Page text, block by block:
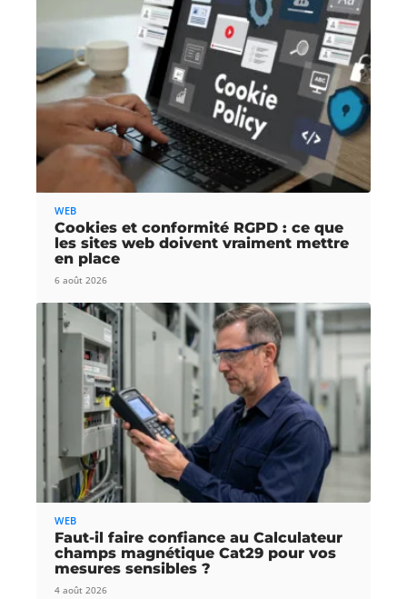
WEB
Cookies et conformité RGPD : ce que
les sites web doivent vraiment mettre
en place
6 août 2026
WEB
Faut-il faire confiance au Calculateur
champs magnétique Cat29 pour vos
mesures sensibles ?
4 août 2026